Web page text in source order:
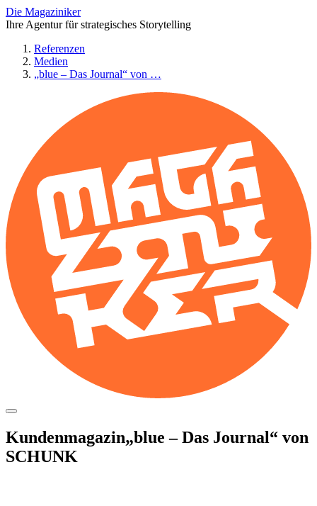
Die Magaziniker
Ihre Agentur für strategisches Storytelling
Referenzen
Medien
„blue – Das Journal“ von …
Zum
springen
Kunden­magazin„blue – Das Journal“ von
SCHUNK